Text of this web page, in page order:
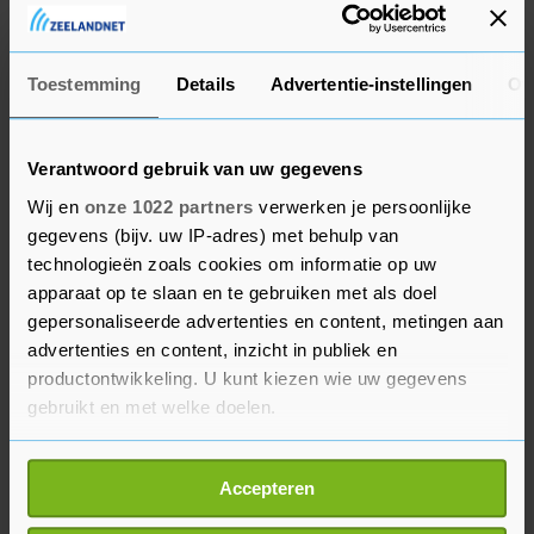
Toestemming Details Advertentie-instellingen
Verantwoord gebruik van uw gegevens
Wij en onze 1022 partners verwerken je persoonlijke
gegevens (bijv. uw IP-adres) met behulp van
technologieën zoals cookies om informatie op uw
apparaat op te slaan en te gebruiken met als doel
gepersonaliseerde advertenties en content, metingen aan
advertenties en content, inzicht in publiek en
productontwikkeling. U kunt kiezen wie uw gegevens
gebruikt en met welke doelen.
Als u het toestaat, willen we ook graag:
Informatie verzamelen over uw geografische
locatie, die tot een paar meter nauwkeurig kan zijn
Accepteren
werkblad kregen. Eerst werd dat nog gedaan met
een vloeistofduplicator, later werd het al iets
makkelijker door middel van een
stencilapparaat. "Kinderen zijn ook mondiger. 45
jaar geleden kwamen ze vaak nog als stille
kleuter binnen, tegenwoordig kunnen ze soms al
lezen", vertelt Mineke. Ook de materialen zijn
door de jaren heen veel mooier geworden vindt
juf Mineke. Vroeger vrolijkte de juf vaak zelf de
werkbladen nog op met tekeningen maar
tegenwoordig is dat niet meer nodig.
Hogere werkdruk
Ook zijn sommige dingen door het digitale
netwerk makkelijker uit te voeren maar Mineke